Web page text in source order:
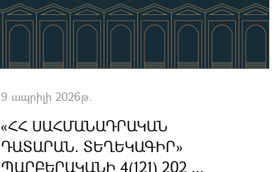
9 ապրիլի 2026թ.
«ՀՀ ՍԱՀՄԱՆԱԴՐԱԿԱՆ
ԴԱՏԱՐԱՆ. ՏԵՂԵԿԱԳԻՐ»
ՊԱՐԲԵՐԱԿԱՆԻ 4(121) 202 ...